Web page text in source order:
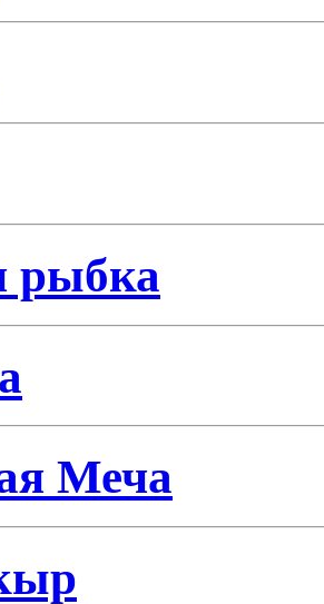
рыбка
Меча